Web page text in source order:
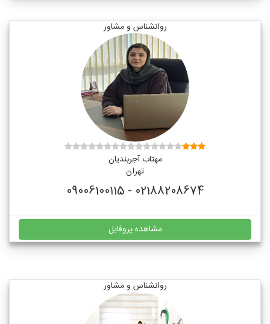
روانشناس و مشاور
مهتاب آجربندیان
تهران
02188208674 - 09006100115
مشاهده پروفایل
روانشناس و مشاور